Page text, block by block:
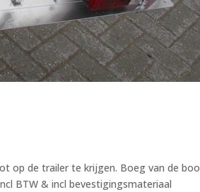
op de trailer te krijgen. Boeg van de
BTW & incl bevestigingsmateriaal